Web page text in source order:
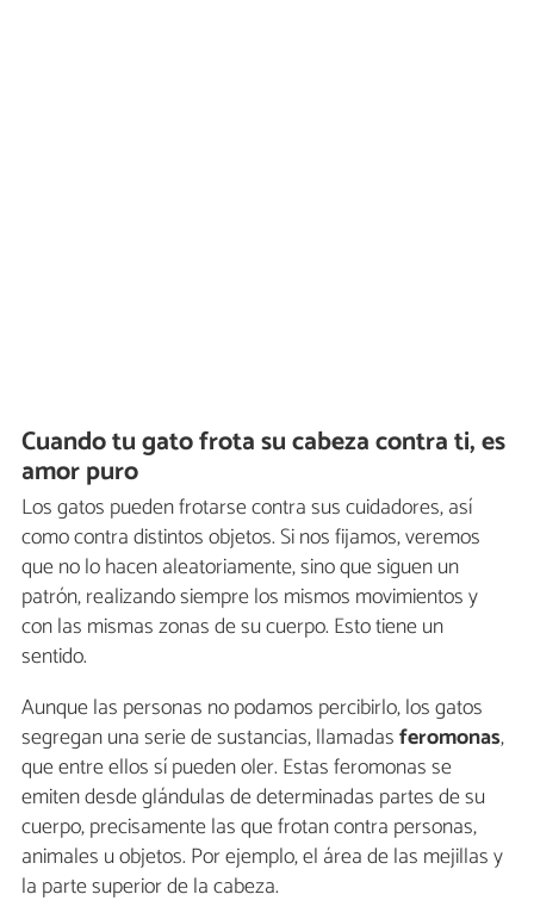
Cuando tu gato frota su cabeza contra ti, es
amor puro
Los gatos pueden frotarse contra sus cuidadores, así
como contra distintos objetos. Si nos fijamos, veremos
que no lo hacen aleatoriamente, sino que siguen un
patrón, realizando siempre los mismos movimientos y
con las mismas zonas de su cuerpo. Esto tiene un
sentido.
Aunque las personas no podamos percibirlo, los gatos
segregan una serie de sustancias, llamadasferomonas,
que entre ellos sí pueden oler. Estas feromonas se
emiten desde glándulas de determinadas partes de su
cuerpo, precisamente las que frotan contra personas,
animales u objetos. Por ejemplo, el área de las mejillas y
la parte superior de la cabeza.